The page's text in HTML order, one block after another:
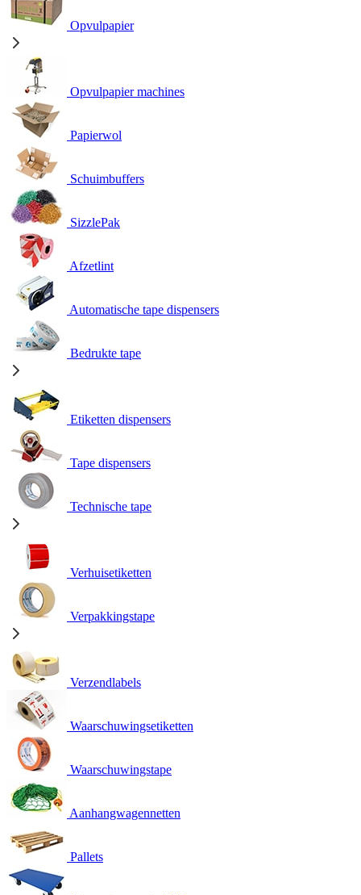
Opvulpapier
Opvulpapier machines
Papierwol
Schuimbuffers
SizzlePak
Afzetlint
Automatische tape dispensers
Bedrukte tape
Etiketten dispensers
Tape dispensers
Technische tape
Verhuisetiketten
Verpakkingstape
Verzendlabels
Waarschuwingsetiketten
Waarschuwingstape
Aanhangwagennetten
Pallets